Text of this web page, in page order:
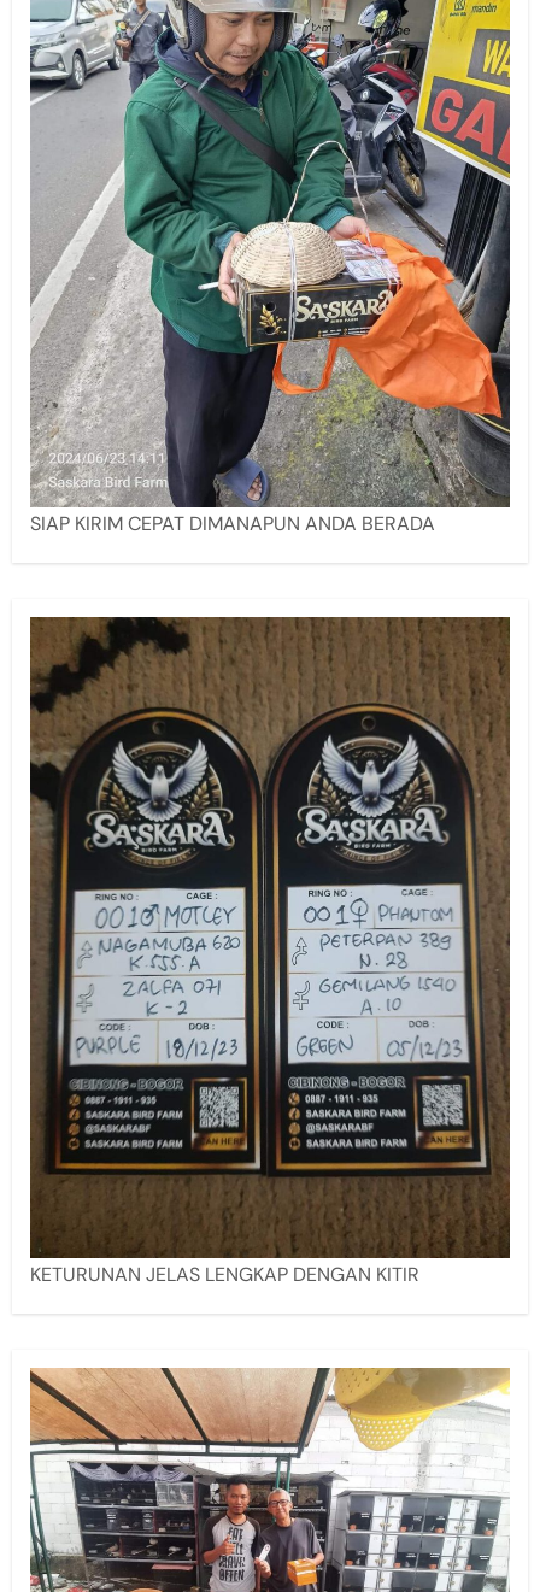
SIAP KIRIM CEPAT DIMANAPUN ANDA BERADA
KETURUNAN JELAS LENGKAP DENGAN KITIR